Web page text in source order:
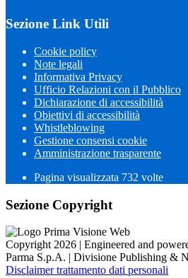
Sezione Link Utili
Cookie policy
Note legali
Informativa Privacy
Ufficio Relazioni con il Pubblico
Dichiarazione di accessibilità
Obiettivi di accessibilità
Whistleblowing
Gestione consensi cookie
Amministrazione trasparente
Pagina visualizzata 732 volte
Sezione Copyright
Copyright 2026 | Engineered and
Parma S.p.A. | Divisione Publishing &
Disclaimer trattamento dati personali